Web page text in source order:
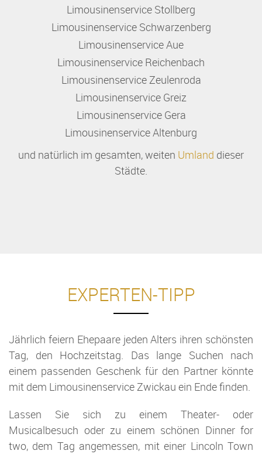
Limousinenservice Stollberg
Limousinenservice Schwarzenberg
Limousinenservice Aue
Limousinenservice Reichenbach
Limousinenservice Zeulenroda
Limousinenservice Greiz
Limousinenservice Gera
Limousinenservice Altenburg
und natürlich im gesamten, weiten Umland dieser
Städte.
EXPERTEN-TIPP
Jährlich feiern Ehepaare jeden Alters ihren schönsten
Tag, den Hochzeitstag. Das lange Suchen nach
einem passenden Geschenk für den Partner könnte
mit dem Limousinenservice Zwickau ein Ende finden.
Lassen Sie sich zu einem Theater- oder
Musicalbesuch oder zu einem schönen Dinner for
two, dem Tag angemessen, mit einer Lincoln Town